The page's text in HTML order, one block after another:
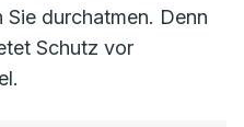
durchatmen. Denn
Schutz vor